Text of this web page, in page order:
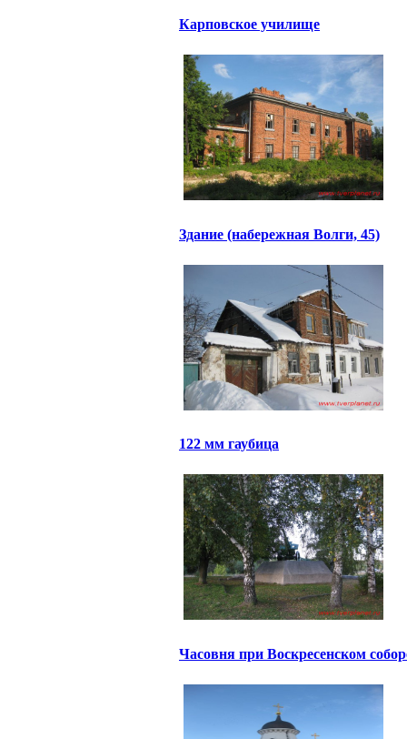
Карповское училище
Здание (набережная Волги, 45)
122 мм гаубица
Часовня при Воскресенском